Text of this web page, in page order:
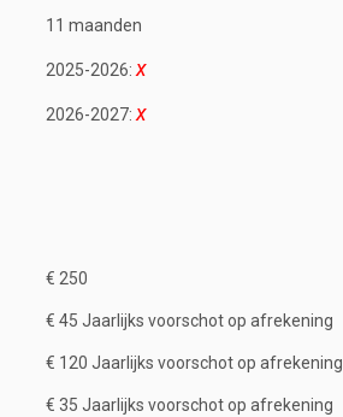
11 maanden
2025-2026:
2026-2027:
€ 250
€ 45 Jaarlijks voorschot op afrekening
€ 120 Jaarlijks voorschot op afrekening
€ 35 Jaarlijks voorschot op afrekening